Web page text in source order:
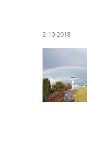
2-10-2018